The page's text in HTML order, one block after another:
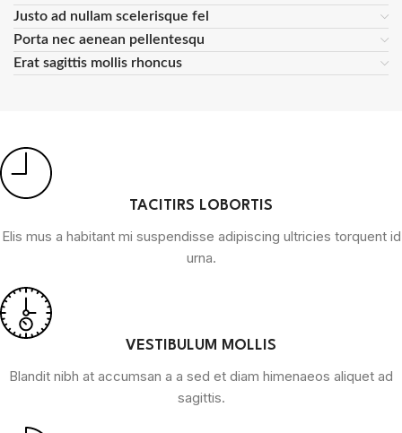
Justo ad nullam scelerisque fel
Porta nec aenean pellentesqu
Erat sagittis mollis rhoncus
TACITIRS LOBORTIS
Elis mus a habitant mi suspendisse adipiscing ultricies torquent id
urna.
VESTIBULUM MOLLIS
Blandit nibh at accumsan a a sed et diam himenaeos aliquet ad
sagittis.